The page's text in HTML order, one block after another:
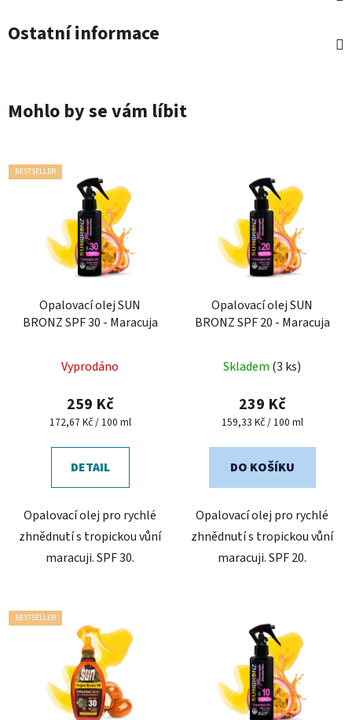
Ostatní informace
Mohlo by se vám líbit
BESTSELLER
Opalovací olej SUN
BRONZ SPF 30 - Maracuja
Vyprodáno
259 Kč
Měrná
172,67 Kč / 100 ml
DETAIL
Opalovací olej pro rychlé
zhnědnutí s tropickou vůní
maracuji. SPF 30.
Opalovací olej SUN
BRONZ SPF 20 - Maracuja
Skladem (3 ks)
239 Kč
Měrná
159,33 Kč / 100 ml
DO KOŠÍKU
Opalovací olej pro rychlé
zhnědnutí s tropickou vůní
maracuji. SPF 20.
BESTSELLER